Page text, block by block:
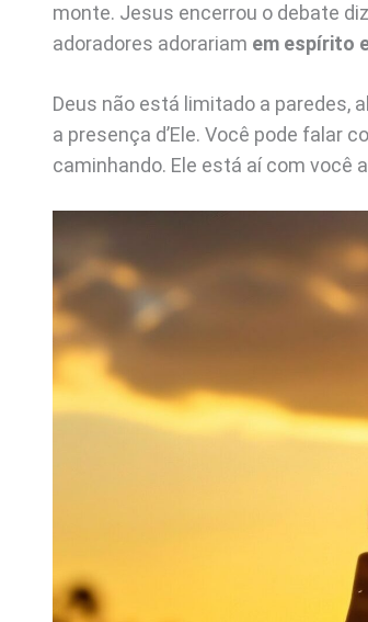
monte. Jesus encerrou o debate
adoradores adorariam em espírito
Deus não está limitado a paredes,
a presença d’Ele. Você pode falar
caminhando. Ele está aí com você